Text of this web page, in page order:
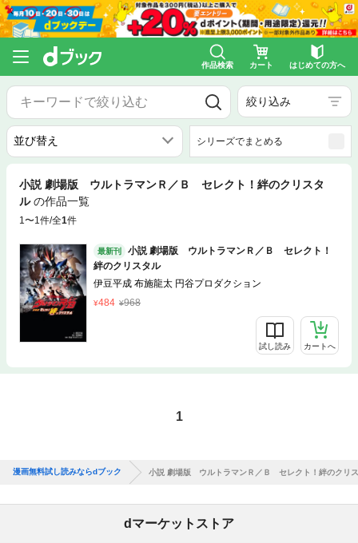
作品検索 カート はじめての方へ
絞り込み
シリーズでまとめる
小説 劇場版 ウルトラマンＲ／Ｂ セレクト！絆のクリスタ
ル の作品一覧
1〜1件/全1件
最新刊
小説 劇場版 ウルトラマンＲ／Ｂ セレクト！
絆のクリスタル
伊豆平成 布施龍太 円谷プロダクション
484
968
試し読み カートへ
1
漫画無料試し読みならdブック 小説 劇場版 ウルトラマンＲ／Ｂ セレクト！絆のクリ
dマーケットストア